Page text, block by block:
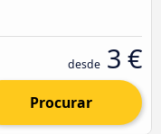
desde 3 €
Procurar